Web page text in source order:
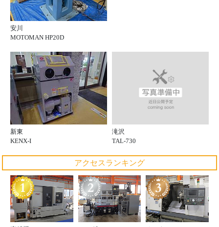
安川
MOTOMAN HP20D
新東
KENX-I
滝沢
TAL-730
アクセスランキング